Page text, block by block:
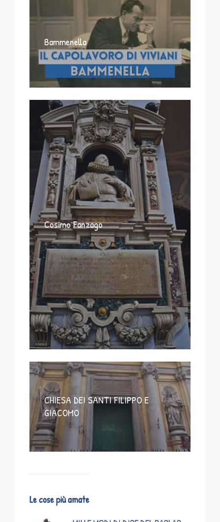
Bammenella
Cosimo Fanzago
CHIESA DEI SANTI FILIPPO E
GIACOMO
Le cose più amate